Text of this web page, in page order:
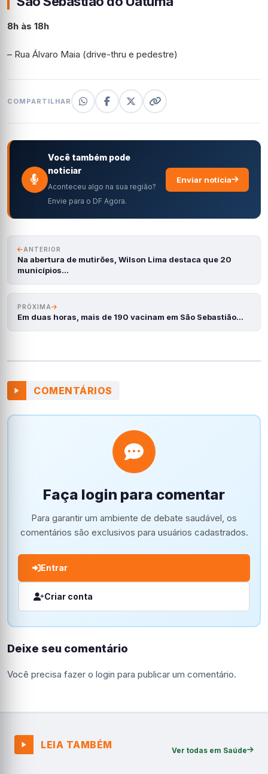
8h às 18h
– Rua Álvaro Maia (drive-thru e pedestre)
COMPARTILHAR
Você também pode
noticiar
Aconteceu algo na sua região?
Envie para o DF Agora.
Enviar notícia
ANTERIOR
Na abertura de mutirões, Wilson Lima destaca que 20
municípios…
PRÓXIMA
Em duas horas, mais de 190 vacinam em São Sebastião…
COMENTÁRIOS
Faça login para comentar
Para garantir um ambiente de debate saudável, os
comentários são exclusivos para usuários cadastrados.
Entrar
Criar conta
Deixe seu comentário
Você precisa fazer o login para publicar um comentário.
LEIA TAMBÉM Ver todas em Saúde